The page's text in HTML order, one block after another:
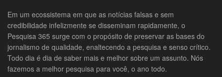
Em um ecossistema em que as notícias falsas e sem
credibilidade infelizmente se disseminam rapidamente, o
Pesquisa 365 surge com o propósito de preservar as bases do
jornalismo de qualidade, enaltecendo a pesquisa e senso crítico.
Todo dia é dia de saber mais e melhor sobre um assunto. Nós
fazemos a melhor pesquisa para você, o ano todo.